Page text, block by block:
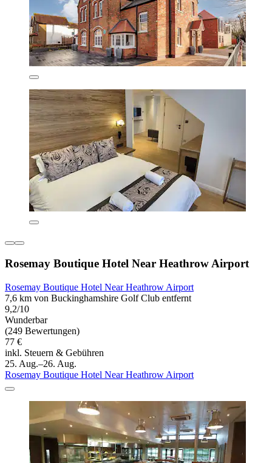
Rosemay Boutique Hotel Near Heathrow Airport
Rosemay Boutique Hotel Near Heathrow Airport
7,6 km von Buckinghamshire Golf Club entfernt
9,2/10
Wunderbar
(249 Bewertungen)
77 €
inkl. Steuern & Gebühren
25. Aug.–26. Aug.
Rosemay Boutique Hotel Near Heathrow Airport